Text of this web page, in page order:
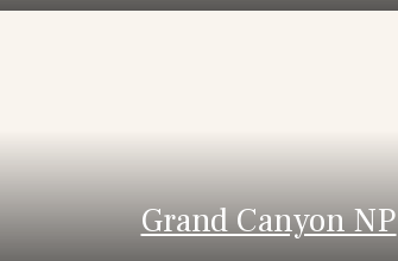
Grand Canyon NP